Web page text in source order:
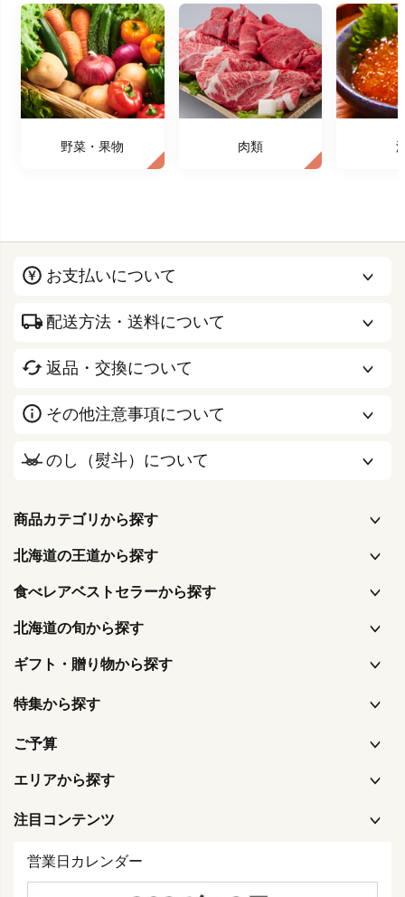
野菜・果物 肉類
お支払いについて
配送方法・送料について
返品・交換について
その他注意事項について
のし（熨斗）について
商品カテゴリから探す
北海道の王道から探す
食べレアベストセラーから探す
北海道の旬から探す
ギフト・贈り物から探す
特集から探す
ご予算
エリアから探す
注目コンテンツ
営業日カレンダー